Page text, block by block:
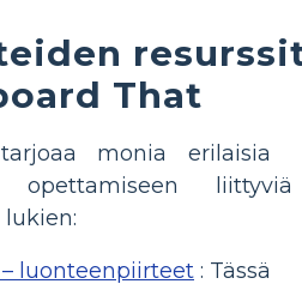
That
monia erilaisia
opettamiseen liittyviä
lukien:
luonteenpiirteet : Tässä